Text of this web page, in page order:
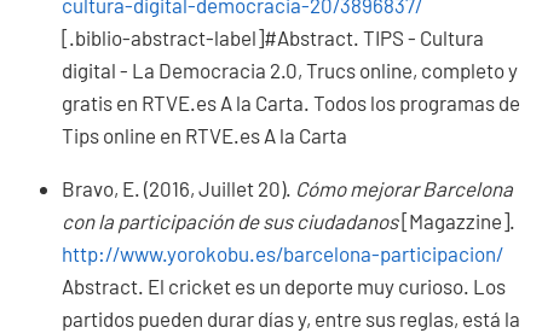
cultura-digital-democracia-20/3896837/
[.biblio-abstract-label]#Abstract. TIPS - Cultura
digital - La Democracia 2.0, Trucs online, completo y
gratis en RTVE.es A la Carta. Todos los programas de
Tips online en RTVE.es A la Carta
Bravo, E. (2016, Juillet 20). Cómo mejorar Barcelona
con la participación de sus ciudadanos[Magazzine].
http://www.yorokobu.es/barcelona-participacion/
Abstract. El cricket es un deporte muy curioso. Los
partidos pueden durar días y, entre sus reglas, está la